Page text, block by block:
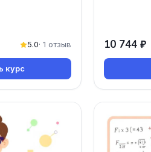
5.0· 1 отзыв
курс
10 744 ₽